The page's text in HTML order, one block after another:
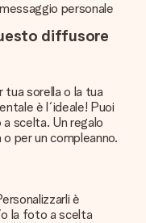
personale
diffusore
sorella o la tua
è l´ideale! Puoi
scelta. Un regalo
per un compleanno.
è
la foto a scelta